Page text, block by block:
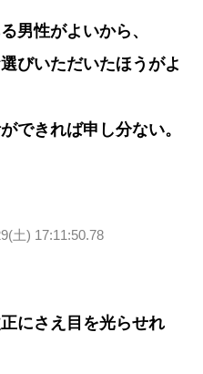
男性がよいから、
びいただいたほうがよ
できれば申し分ない。
土) 17:11:50.78
にさえ目を光らせれ